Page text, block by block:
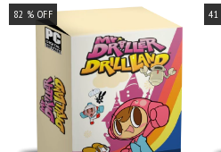
82 % OFF 41